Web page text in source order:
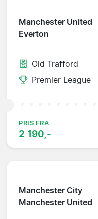
Manchester United
Everton
Old Trafford
Premier League
PRIS FRA
2 190,-
Manchester City
Manchester United